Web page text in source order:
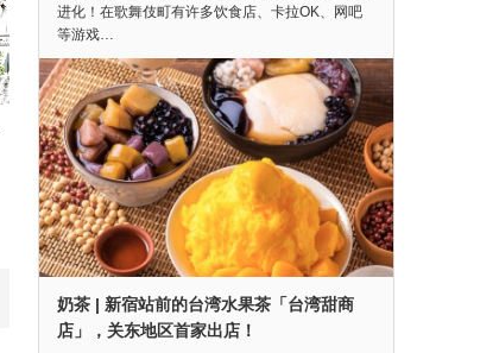
穿越战国时代【战国摄影工
作室SAMURAI】
新宿御苑 【茶室体验】
进化！在歌舞伎町有许多饮食店、卡拉OK、网吧
等游戏…
奶茶 | 新宿站前的台湾水果茶「台湾甜商
店」，关东地区首家出店！